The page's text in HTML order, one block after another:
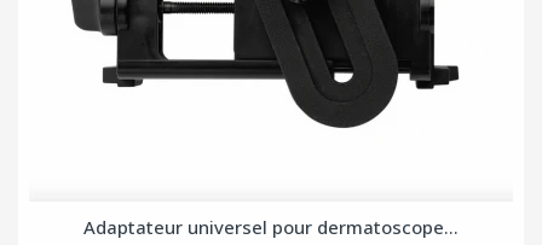
Adaptateur universel pour dermatoscope...